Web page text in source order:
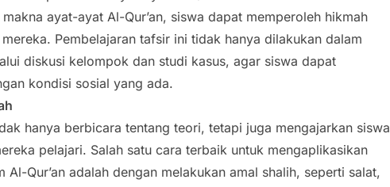
ayat-ayat Al-Qur’an, siswa dapat memperoleh hikmah
Pembelajaran tafsir ini tidak hanya dilakukan dalam
diskusi kelompok dan studi kasus, agar siswa dapat
kondisi sosial yang ada.
hanya berbicara tentang teori, tetapi juga mengajarkan siswa
pelajari. Salah satu cara terbaik untuk mengaplikasikan
Qur’an adalah dengan melakukan amal shalih, seperti salat,